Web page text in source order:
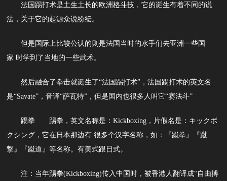
法国踢打术是土生土长的欧洲格斗技，它的诞生有着不同的说
法，关于它的起源众说纷纭。
但是国际上比较公认的则是法国当时的水手们去亚洲一些国
家 时学到了当地的一些武术。
然后融合了拳击就诞生了“法国踢打术”，法国踢打术的英文名
是“Savate”，音译“萨瓦特”，但是国内也很多人叫它“赛法斗”
踢拳 踢拳，英文名称是：Kickboxing，片假名是：キックボ
クシング，它在日本那边有 很多个汉字名称，如：『蹴拳』『蹴
撃』『蹴道』等名称。有美式跟日式。
注：当年踢拳(Kickboxing)传入中国时，被香港人翻译成“自由搏